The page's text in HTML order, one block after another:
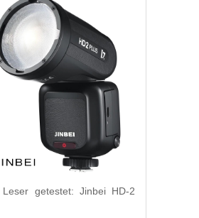
getestet: Jinbei HD-2